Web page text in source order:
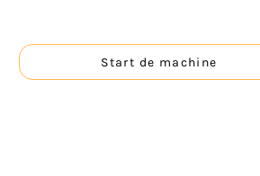
Start de machine